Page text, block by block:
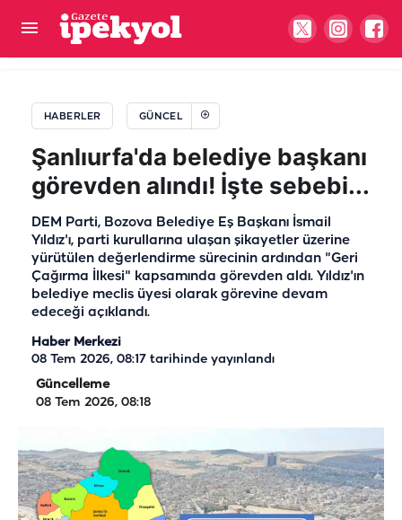
HABERLER GÜNCEL
Şanlıurfa'da belediye başkanı
görevden alındı! İşte sebebi...
DEM Parti, Bozova Belediye Eş Başkanı İsmail
Yıldız'ı, parti kurullarına ulaşan şikayetler üzerine
yürütülen değerlendirme sürecinin ardından "Geri
Çağırma İlkesi" kapsamında görevden aldı. Yıldız'ın
belediye meclis üyesi olarak görevine devam
edeceği açıklandı.
Haber Merkezi
08 Tem 2026, 08:17 tarihinde yayınlandı
Güncelleme
08 Tem 2026, 08:18
Türkiye'nin en iyi 5 mutfağı açıklandı: Urfalıları